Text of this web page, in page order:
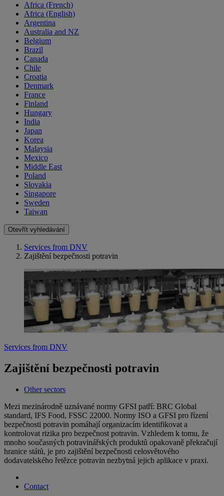
Africa (French)
Africa (English)
Argentina
Australia and NZ
Belgium
Brazil
Canada
Chile
Croatia
Denmark
France
Finland
Hungary
India
Japan
Korea
Malaysia
Mexico
Middle East
Poland
Slovakia
Singapore
Sweden
Taiwan
Otevřít vyhledávání
Services from DNV
Zajištění bezpečnosti potravin
Services from DNV
Zajištění bezpečnosti potravin
Other sectors
Mezi mezinárodně uznávané normy GFSI patří: BRC Global
standard, IFS Food, FSSC 22000. Normy ISO a GFSI pro řízení
bezpečnosti potravin pomáhají organizacím identifikovat a
kontrolovat rizika pro bezpečnost potravin. Vzhledem k tomu, že
mnoho současných potravinářských produktů opakovaně překračují
hranice států, je pro zajištění bezpečnosti celosvětového
dodavatelského řetězce potravin nezbytná jejich aplikace v praxi.
Contact